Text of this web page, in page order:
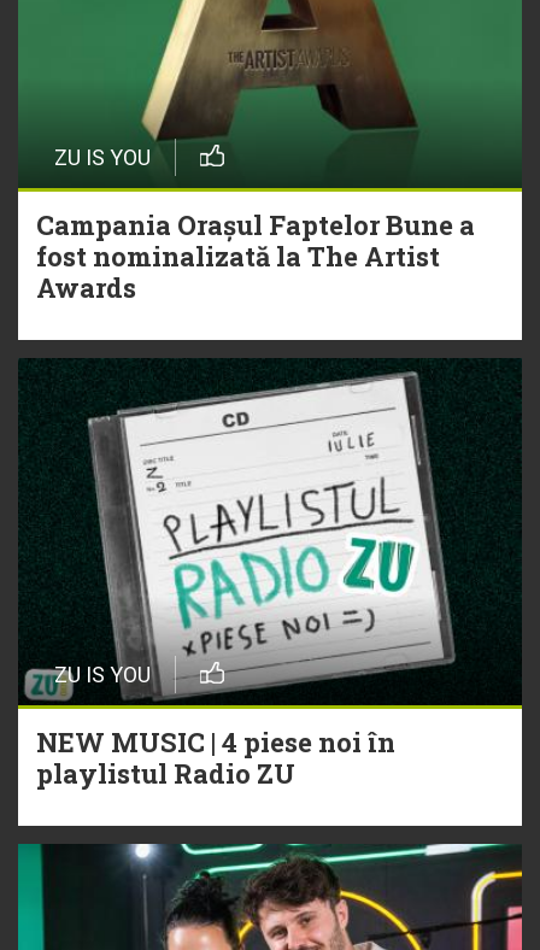
ZU IS YOU
Campania Orașul Faptelor Bune a
fost nominalizată la The Artist
Awards
ZU IS YOU
NEW MUSIC | 4 piese noi în
playlistul Radio ZU